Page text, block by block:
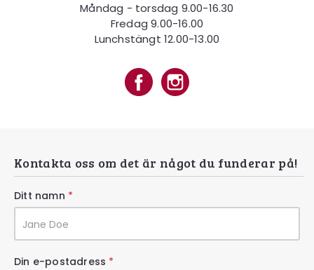
Måndag - torsdag 9.00-16.30
Fredag 9.00-16.00
Lunchstängt 12.00-13.00
Kontakta oss om det är något du funderar på!
Ditt namn *
Din e-postadress *